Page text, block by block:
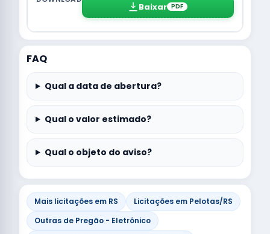
Baixar PDF
FAQ
Qual a data de abertura?
Qual o valor estimado?
Qual o objeto do aviso?
Mais licitações em RS
Licitações em Pelotas/RS
Outras de Pregão - Eletrônico